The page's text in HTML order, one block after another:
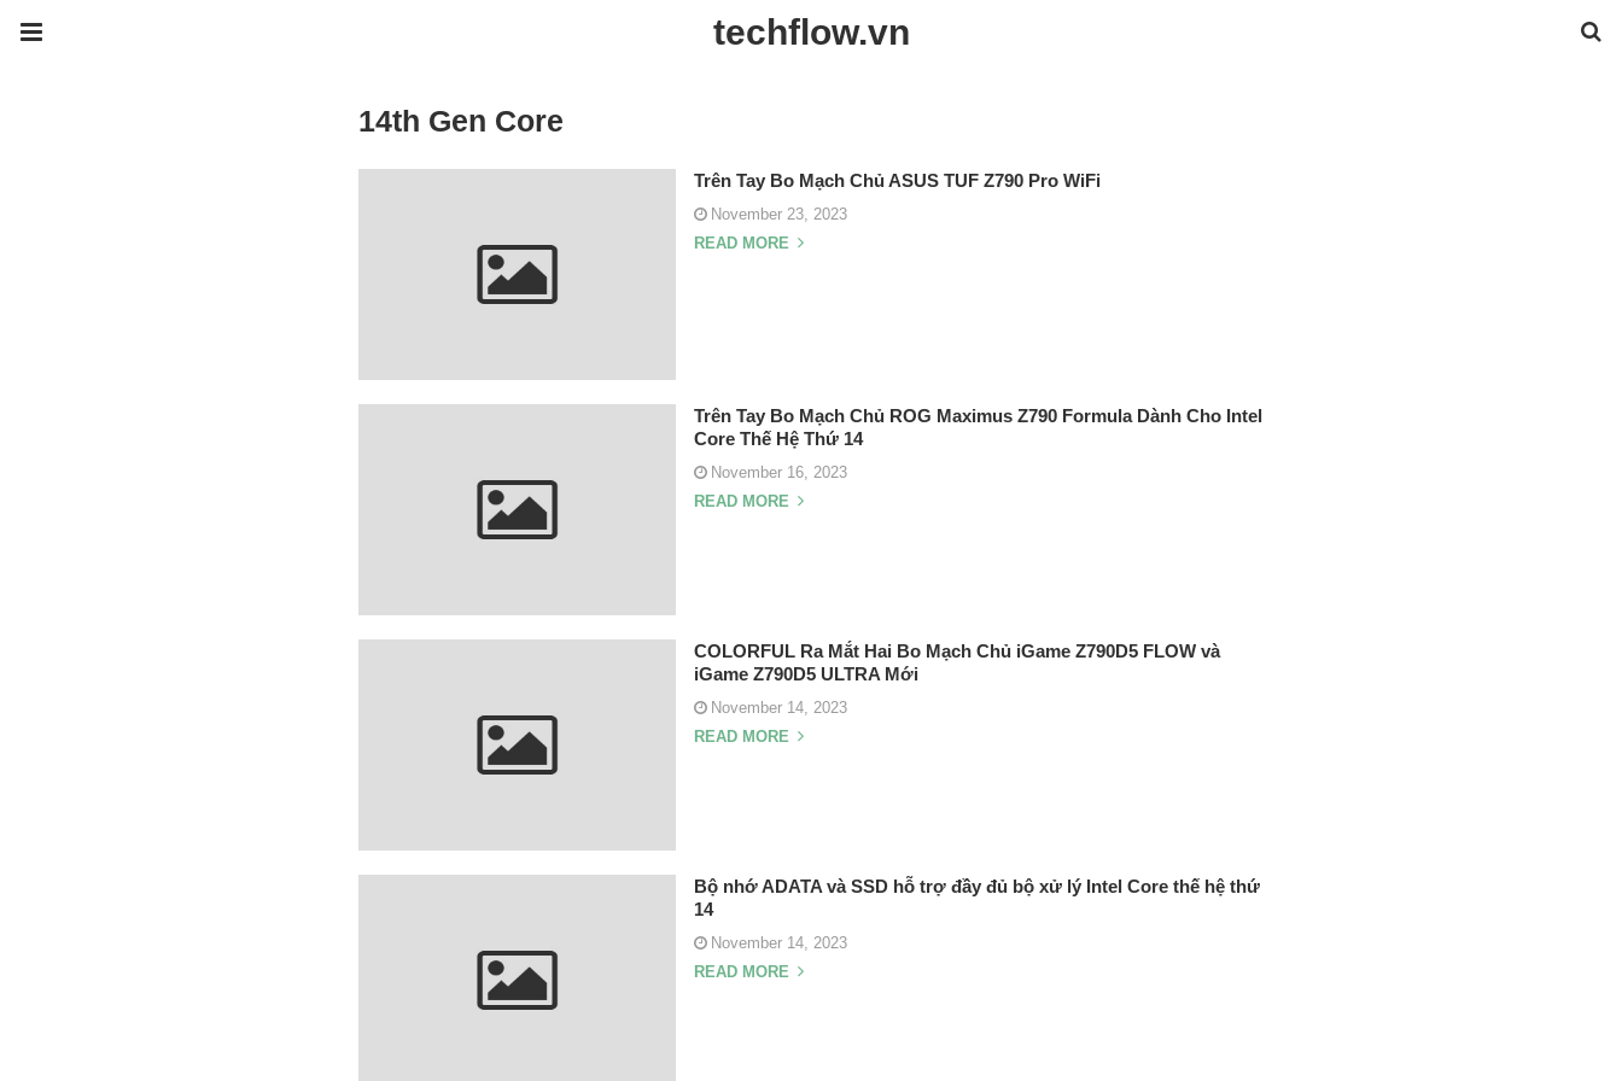
techflow.vn
14th Gen Core
Trên Tay Bo Mạch Chủ ASUS TUF Z790 Pro WiFi
November 23, 2023
READ MORE
Trên Tay Bo Mạch Chủ ROG Maximus Z790 Formula Dành Cho Intel
Core Thế Hệ Thứ 14
November 16, 2023
READ MORE
COLORFUL Ra Mắt Hai Bo Mạch Chủ iGame Z790D5 FLOW và
iGame Z790D5 ULTRA Mới
November 14, 2023
READ MORE
Bộ nhớ ADATA và SSD hỗ trợ đầy đủ bộ xử lý Intel Core thế hệ thứ
14
November 14, 2023
READ MORE